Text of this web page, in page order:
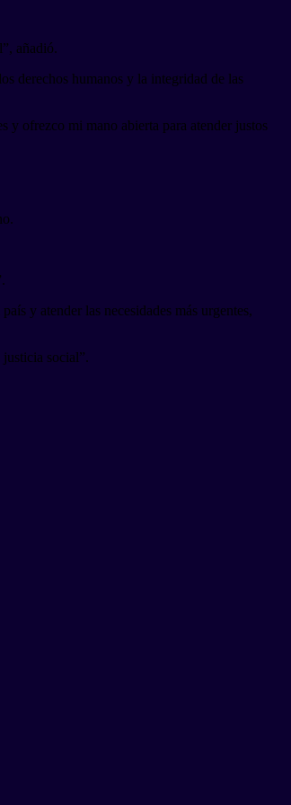
añadió.
derechos humanos y la integridad de las
y ofrezco mi mano abierta para atender justos
y atender las necesidades más urgentes,
social”.